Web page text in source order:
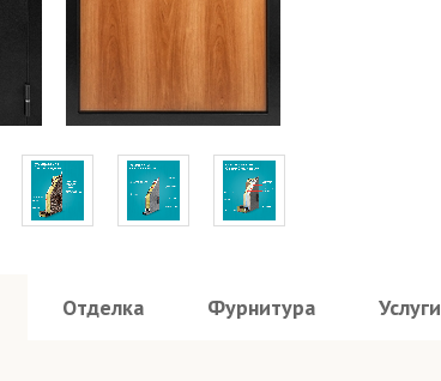
Отделка Фурнитура Услуги